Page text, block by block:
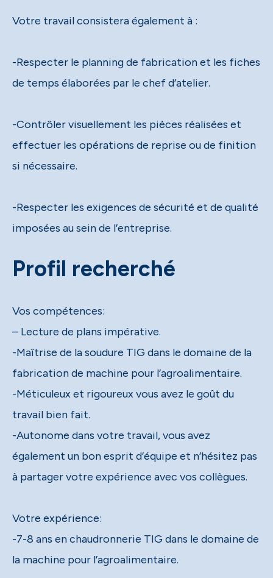
Votre travail consistera également à :
-Respecter le planning de fabrication et les fiches
de temps élaborées par le chef d’atelier.
-Contrôler visuellement les pièces réalisées et
effectuer les opérations de reprise ou de finition
si nécessaire.
-Respecter les exigences de sécurité et de qualité
imposées au sein de l’entreprise.
Profil recherché
Vos compétences:
– Lecture de plans impérative.
-Maîtrise de la soudure TIG dans le domaine de la
fabrication de machine pour l’agroalimentaire.
-Méticuleux et rigoureux vous avez le goût du
travail bien fait.
-Autonome dans votre travail, vous avez
également un bon esprit d’équipe et n’hésitez pas
à partager votre expérience avec vos collègues.
Votre expérience:
-7-8 ans en chaudronnerie TIG dans le domaine de
la machine pour l’agroalimentaire.